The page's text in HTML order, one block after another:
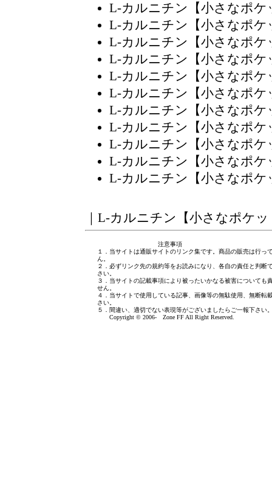
L-カルニチン【小さなポケ
L-カルニチン【小さなポケ
L-カルニチン【小さなポケ
L-カルニチン【小さなポケ
L-カルニチン【小さなポケ
L-カルニチン【小さなポケ
L-カルニチン【小さなポケ
L-カルニチン【小さなポケ
L-カルニチン【小さなポケ
L-カルニチン【小さなポケ
L-カルニチン【小さなポケ
｜ L-カルニチン【小さなポケッ
注意事項
１．当サイトは通販サイトのリンク集です。商品の販売は行っ
ん。
２．必ずリンク先の規約等をお読みになり、各自の責任と判断
さい。
３．当サイトの記載事項により被ったいかなる被害についても
せん。
４．当サイトで使用している記事、画像等の無駄使用、無断転
さい。
５．間違い、適切でない表現等がございましたら ご一報下さい
Copyright © 2006- Zone FF All Right Reserved.